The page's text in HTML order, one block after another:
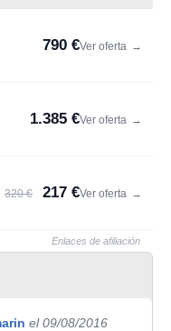
790 €Ver oferta →
1.385 €Ver oferta →
320 € 217 €Ver oferta →
Enlaces de afiliación
el 09/08/2016